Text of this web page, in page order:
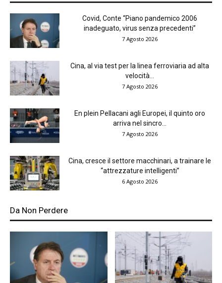
Covid, Conte “Piano pandemico 2006
inadeguato, virus senza precedenti”
7 Agosto 2026
Cina, al via test per la linea ferroviaria ad alta
velocità...
7 Agosto 2026
En plein Pellacani agli Europei, il quinto oro
arriva nel sincro...
7 Agosto 2026
Cina, cresce il settore macchinari, a trainare le
“attrezzature intelligenti”
6 Agosto 2026
Da Non Perdere